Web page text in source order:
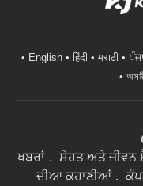
English हिंदी मराठी
ਖਬਰਾਂ ਸੇਹਤ ਅਤੇ ਜੀਵਨ
ਦੀਆ ਕਹਾਣੀਆਂ